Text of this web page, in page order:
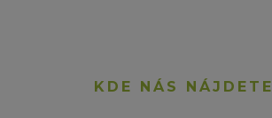
KDE NÁS NÁJDETE